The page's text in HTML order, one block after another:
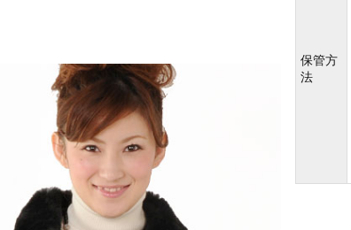
保管方
法